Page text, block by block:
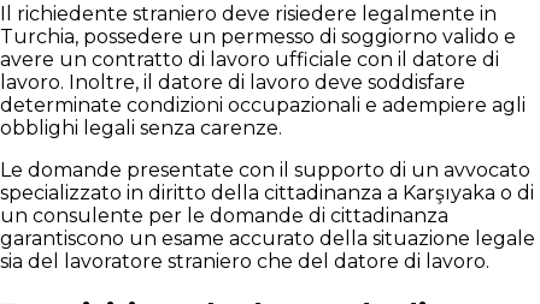
Il richiedente straniero deve risiedere legalmente in
Turchia, possedere un permesso di soggiorno valido e
avere un contratto di lavoro ufficiale con il datore di
lavoro. Inoltre, il datore di lavoro deve soddisfare
determinate condizioni occupazionali e adempiere agli
obblighi legali senza carenze.
Le domande presentate con il supporto di un avvocato
specializzato in diritto della cittadinanza a Karşıyaka o di
un consulente per le domande di cittadinanza
garantiscono un esame accurato della situazione legale
sia del lavoratore straniero che del datore di lavoro.